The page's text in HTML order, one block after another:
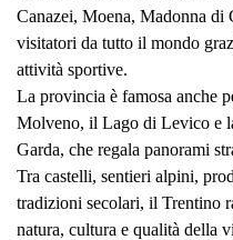
Canazei, Moena, Madonna di
visitatori da tutto il mondo
attività sportive.
La provincia è famosa anche
Molveno, il Lago di Levico e
Garda, che regala panorami
Tra castelli, sentieri alpini,
tradizioni secolari, il Trentino
natura, cultura e qualità della